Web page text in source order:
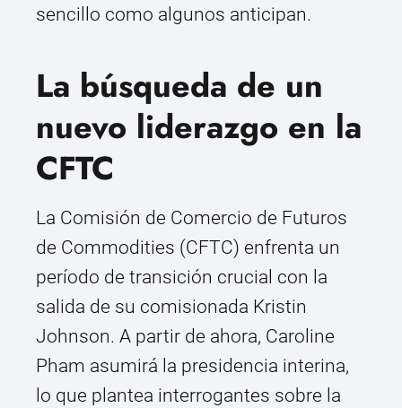
sencillo como algunos anticipan.
La búsqueda de un
nuevo liderazgo en la
CFTC
La Comisión de Comercio de Futuros
de Commodities (CFTC) enfrenta un
período de transición crucial con la
salida de su comisionada Kristin
Johnson. A partir de ahora, Caroline
Pham asumirá la presidencia interina,
lo que plantea interrogantes sobre la